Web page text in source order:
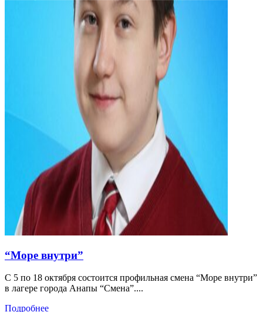
“Море внутри”
С 5 по 18 октября состоится профильная смена “Море внутри”
в лагере города Анапы “Смена”....
Подробнее